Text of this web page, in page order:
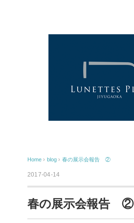
Home › blog › 春の展示会報告 ②
2017-04-14
春の展示会報告 ②